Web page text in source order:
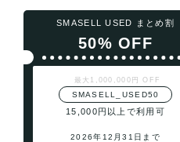
SMASELL USED まとめ割
50% OFF
最大1,000,000円 OFF
SMASELL_USED50
15,000円以上で利用可
2026年12月31日まで